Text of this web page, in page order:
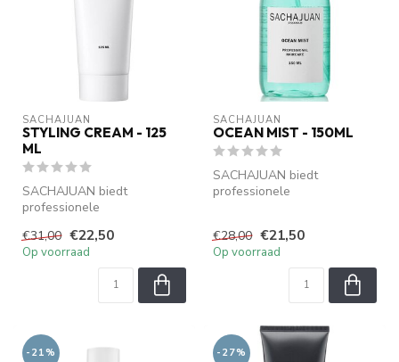
SACHAJUAN
STYLING CREAM - 125
ML
SACHAJUAN biedt
professionele
Silk Technology. Verzorgt...
€31,00 €22,50
Op voorraad
SACHAJUAN
OCEAN MIST - 150ML
SACHAJUAN biedt
professionele
€28,00 €21,50
Op voorraad
-21% -27%